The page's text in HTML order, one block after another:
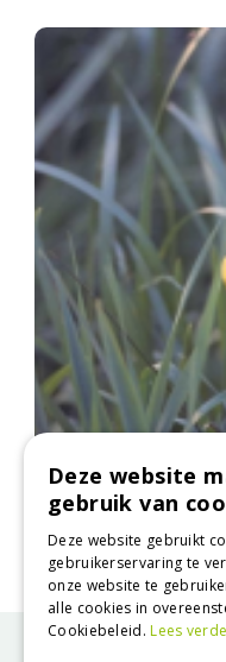
Iris
Deze website
gebruik van
Deze website gebruikt
gebruikerservaring te
onze website te
alle cookies in
Cookiebeleid.Lees